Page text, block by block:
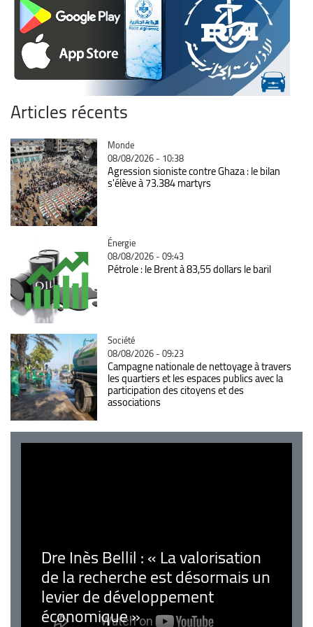
Articles récents
Catégorie
Monde
08/08/2026 - 10:38
Agression sioniste contre Ghaza : le bilan
s'élève à 73.384 martyrs
Catégorie
Énergie
08/08/2026 - 09:43
Pétrole : le Brent à 83,55 dollars le baril
Catégorie
Société
08/08/2026 - 09:23
Campagne nationale de nettoyage à travers
les quartiers et les espaces publics avec la
participation des citoyens et des
associations
Dre Inès Bellil : « La valorisation
de la recherche est désormais un
levier de développement
économique »